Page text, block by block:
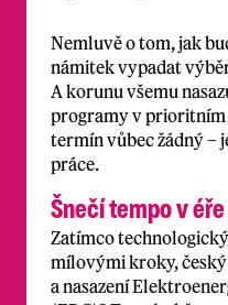
Nemluvě o tom, jak
námitek vypadat
A korunu všemu
programy v prioritním
termín vůbec žádný –
práce.
Šnečí tempo v
Zatímco
mílovými kroky, český
a nasazení